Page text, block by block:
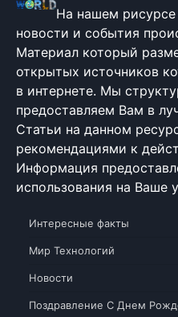
На нашем
новости и события
Материал который
открытых источников
в интернете. Мы
предоставляем Вам в
Статьи на данном
рекомендациями к
Информация
использования на Ваше
Интересные факты
Мир Технологий
Новости
Поздравление С Днем